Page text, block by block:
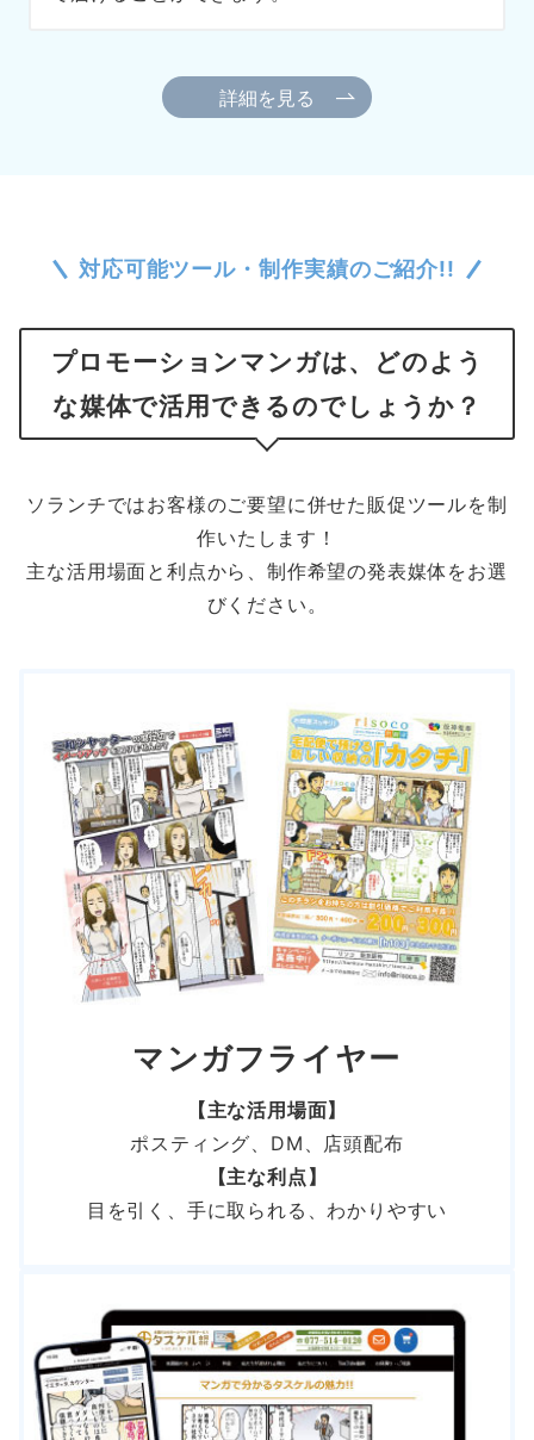
詳細を見る
対応可能ツール・制作実績のご紹介!!
プロモーションマンガは、どのよう
な媒体で活用できるのでしょうか？
ソランチではお客様のご要望に併せた販促ツールを制
作いたします！
主な活用場面と利点から、制作希望の発表媒体をお選
びください。
マンガフライヤー
【主な活用場面】
ポスティング、DM、店頭配布
【主な利点】
目を引く、手に取られる、わかりやすい